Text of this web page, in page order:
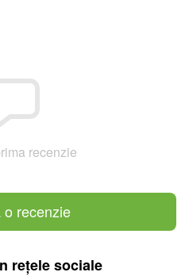
recenzie
o recenzie
rețele sociale